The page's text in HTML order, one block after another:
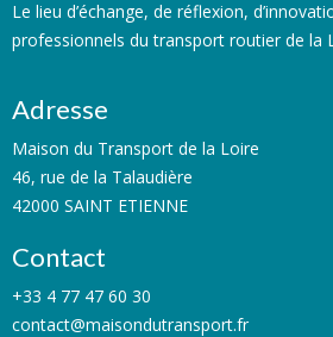
Le lieu d’échange, de réflexion,
professionnels du transport routier de la
Adresse
Maison du Transport de la Loire
46, rue de la Talaudière
42000 SAINT ETIENNE
Contact
+33 4 77 47 60 30
contact@maisondutransport.fr